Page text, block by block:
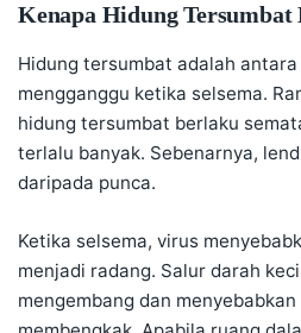
Kenapa Hidung Tersumbat
Hidung tersumbat adalah
mengganggu ketika selsema.
hidung tersumbat berlaku
terlalu banyak. Sebenarnya,
daripada punca.
Ketika selsema, virus
menjadi radang. Salur darah
mengembang dan